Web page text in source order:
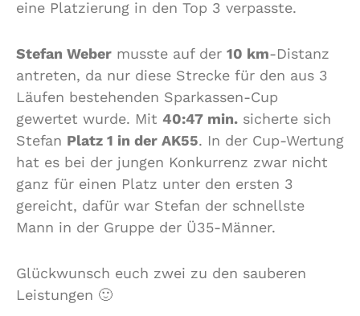
eine Platzierung in den Top 3 verpasste.
Stefan Weber musste auf der 10 km-Distanz
antreten, da nur diese Strecke für den aus 3
Läufen bestehenden Sparkassen-Cup
gewertet wurde. Mit 40:47 min. sicherte sich
Stefan Platz 1 in der AK55. In der Cup-Wertung
hat es bei der jungen Konkurrenz zwar nicht
ganz für einen Platz unter den ersten 3
gereicht, dafür war Stefan der schnellste
Mann in der Gruppe der Ü35-Männer.
Glückwunsch euch zwei zu den sauberen
Leistungen 🙂